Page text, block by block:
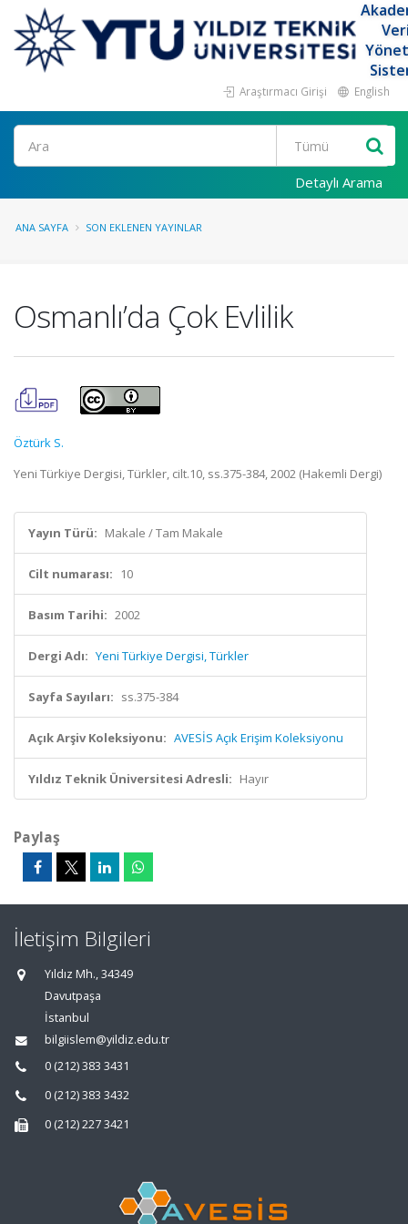
Araştırmacı Girişi English
Ara
Detaylı Arama
ANA SAYFA SON EKLENEN YAYINLAR
Osmanlı’da Çok Evlilik
Öztürk S.
Yeni Türkiye Dergisi, Türkler, cilt.10, ss.375-384, 2002 (Hakemli Dergi)
Yayın Türü: Makale / Tam Makale
Cilt numarası: 10
Basım Tarihi: 2002
Dergi Adı: Yeni Türkiye Dergisi, Türkler
Sayfa Sayıları: ss.375-384
Açık Arşiv Koleksiyonu: AVESİS Açık Erişim Koleksiyonu
Yıldız Teknik Üniversitesi Adresli: Hayır
Paylaş
İletişim Bilgileri
Yıldız Mh., 34349
Davutpaşa
İstanbul
bilgiislem@yildiz.edu.tr
0 (212) 383 3431
0 (212) 383 3432
0 (212) 227 3421